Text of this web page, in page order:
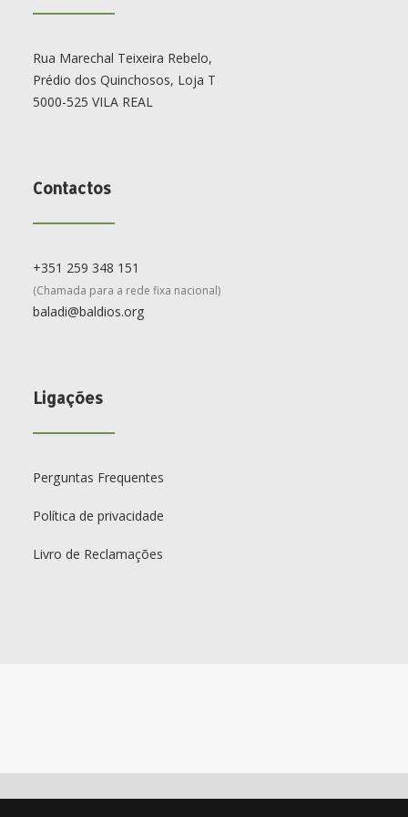
Rua Marechal Teixeira Rebelo,
Prédio dos Quinchosos, Loja T
5000-525 VILA REAL
Contactos
+351 259 348 151
(Chamada para a rede fixa nacional)
baladi@baldios.org
Ligações
Perguntas Frequentes
Política de privacidade
Livro de Reclamações